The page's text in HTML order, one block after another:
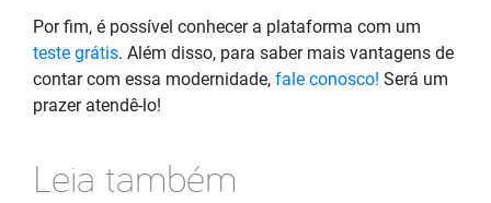
Por fim, é possível conhecer a plataforma com um
teste grátis. Além disso, para saber mais vantagens de
contar com essa modernidade, fale conosco! Será um
prazer atendê-lo!
Leia também